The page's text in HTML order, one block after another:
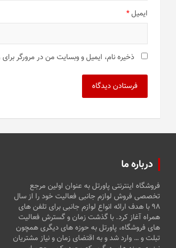
ایمیل*
ذخیره نام، ایمیل و وبسایت من در مرورگر
درباره ما
فروشگاه اینترنتی پاورتل به عنوان اولین مرجع
تخصصی فروش لوازم جانبی فعالیت خود را از سال
۹۸ با هدف ارائه انواع لوازم جانبی برای تلفن های
همراه آغاز کرد. با گذشت زمان و گسترش فعالیت
های فروشگاه، پاورتل به حوزه های دیگری همچون
تبلت و … وارد شد و به اقتضای زمان و نیاز مشتریان